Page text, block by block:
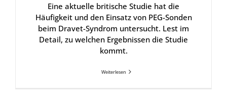
Eine aktuelle britische Studie hat die
Häufigkeit und den Einsatz von PEG-Sonden
beim Dravet-Syndrom untersucht. Lest im
Detail, zu welchen Ergebnissen die Studie
kommt.
Weiterlesen